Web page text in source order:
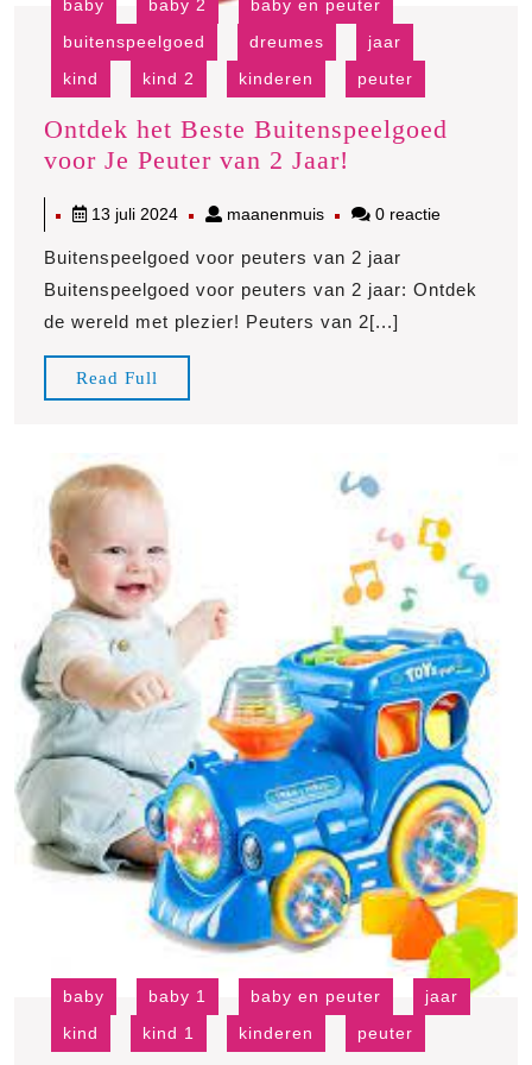
baby baby 2
baby en peuter
buitenspeelgoed
dreumes
jaar
kind
kind 2 kinderen peuter
Ontdek het Beste Buitenspeelgoed
voor Je Peuter van 2 Jaar!
Beste
voor
Je
13 juli 202413
2024
maanenmuismaanenmuis
0 reactie
Buitenspeelgoed voor peuters van 2 jaar
Buitenspeelgoed voor peuters van 2 jaar: Ontdek
de wereld met plezier! Peuters van 2[...]
Read Full
Full
baby baby 1 baby en peuter
jaar
kind
kind 1 kinderen peuter